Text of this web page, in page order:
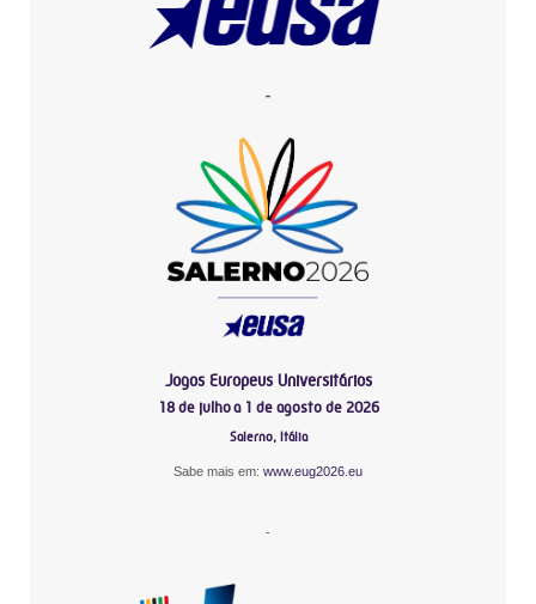
-
Jogos Europeus Universitários
18 de julho a 1 de agosto de 2026
Salerno, Itália
Sabe mais em: www.eug2026.eu
-